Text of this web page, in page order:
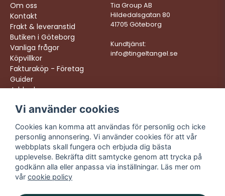
Om oss
Kontakt
Frakt & leveranstid
Butiken i Göteborg
Vanliga frågor
Köpvillkor
Fakturaköp - Företag
Guider
Jobba hos oss
Tia Group AB
Hildedalsgatan 80
41705 Göteborg
Kundtjänst:
info@tingeltangel.se
Följ oss:
Instagram
Facebook
TikTok
YouTube
Vi levererar:
Snabba leveranser
Trygga köp
Fri frakt över 499:-
Trevlig kundtjänst
Vi använder cookies
Cookies kan komma att användas för personlig och icke
personlig annonsering. Vi använder cookies för att vår
webbplats skall fungera och erbjuda dig bästa
upplevelse. Bekräfta ditt samtycke genom att trycka på
godkänn alla eller anpassa via inställningar. Läs mer om
vår cookie policy